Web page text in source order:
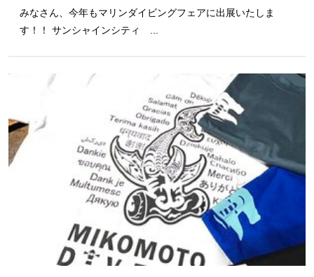
みなさん、今年もマリンダイビングフェアに出展いたしま
す！！ サンシャインシティ ...